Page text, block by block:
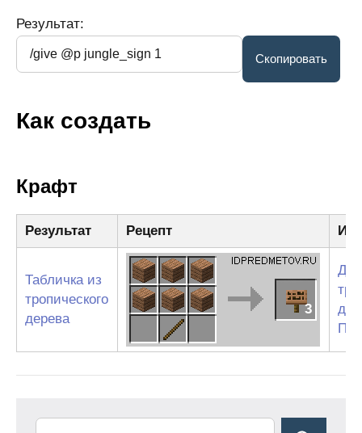
Результат:
Как создать
Крафт
Результат Рецепт
Табличка из
тропического
дерева
3